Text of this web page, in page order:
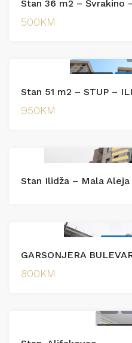
500KM
IZDAVANJE
Stan 51 m2 – STUP –
950KM
Stan Ilidža – Mala
GARSONJERA
800KM